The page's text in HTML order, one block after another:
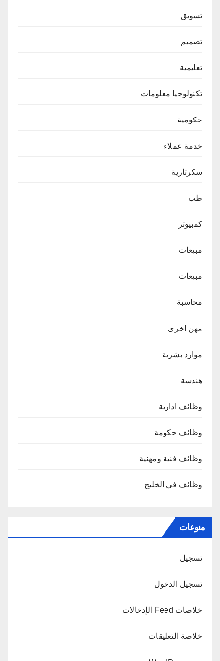
تسويق
تصميم
تعليمية
تكنولوجيا معلومات
حكومية
خدمة عملاء
سكرتارية
طب
كمبيوتر
مبيعات
مبيعات
محاسبة
مهن اخرى
موارد بشرية
هندسة
وظائف ادارية
وظائف حكومة
وظائف فنية ومهنية
وظائف في الخليج
منوعات
تسجيل
تسجيل الدخول
خلاصات Feed الإدخالات
خلاصة التعليقات